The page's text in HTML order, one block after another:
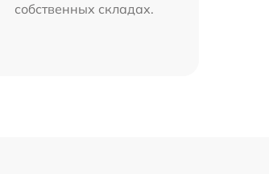
собственных складах.